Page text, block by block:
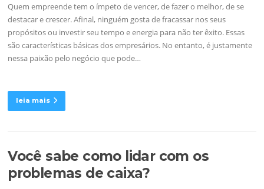
Quem empreende tem o ímpeto de vencer, de fazer o melhor, de se
destacar e crescer. Afinal, ninguém gosta de fracassar nos seus
propósitos ou investir seu tempo e energia para não ter êxito. Essas
são características básicas dos empresários. No entanto, é justamente
nessa paixão pelo negócio que pode…
leia mais
Você sabe como lidar com os
problemas de caixa?